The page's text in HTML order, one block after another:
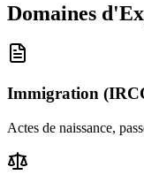
Domaines
Immigration
Actes de naissance,